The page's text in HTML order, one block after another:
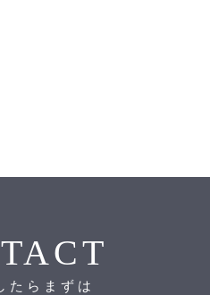
たらまずは